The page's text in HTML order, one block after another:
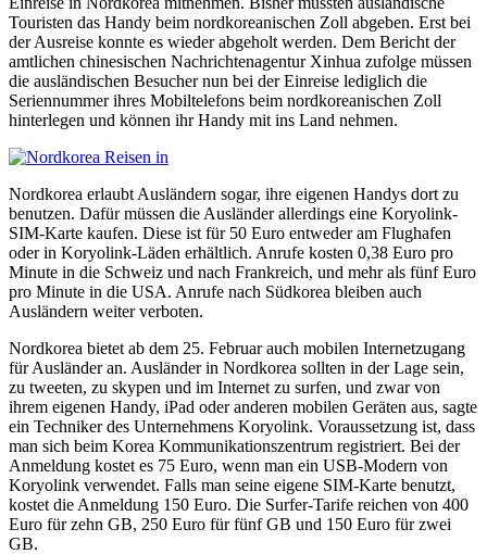
Touristen das Handy beim nordkoreanischen Zoll abgeben. Erst bei
der Ausreise konnte es wieder abgeholt werden. Dem Bericht der
amtlichen chinesischen Nachrichtenagentur Xinhua zufolge müssen
die ausländischen Besucher nun bei der Einreise lediglich die
Seriennummer ihres Mobiltelefons beim nordkoreanischen Zoll
hinterlegen und können ihr Handy mit ins Land nehmen.
Nordkorea erlaubt Ausländern sogar, ihre eigenen Handys dort zu
benutzen. Dafür müssen die Ausländer allerdings eine Koryolink-
SIM-Karte kaufen. Diese ist für 50 Euro entweder am Flughafen
oder in Koryolink-Läden erhältlich. Anrufe kosten 0,38 Euro pro
Minute in die Schweiz und nach Frankreich, und mehr als fünf Euro
pro Minute in die USA. Anrufe nach Südkorea bleiben auch
Ausländern weiter verboten.
Nordkorea bietet ab dem 25. Februar auch mobilen Internetzugang
für Ausländer an. Ausländer in Nordkorea sollten in der Lage sein,
zu tweeten, zu skypen und im Internet zu surfen, und zwar von
ihrem eigenen Handy, iPad oder anderen mobilen Geräten aus, sagte
ein Techniker des Unternehmens Koryolink. Voraussetzung ist, dass
man sich beim Korea Kommunikationszentrum registriert. Bei der
Anmeldung kostet es 75 Euro, wenn man ein USB-Modern von
Koryolink verwendet. Falls man seine eigene SIM-Karte benutzt,
kostet die Anmeldung 150 Euro. Die Surfer-Tarife reichen von 400
Euro für zehn GB, 250 Euro für fünf GB und 150 Euro für zwei
GB.